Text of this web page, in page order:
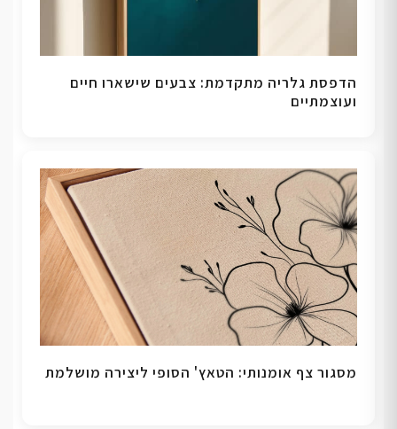
הדפסת גלריה מתקדמת: צבעים שישארו חיים
ועוצמתיים
מסגור צף אומנותי: הטאץ' הסופי ליצירה מושלמת